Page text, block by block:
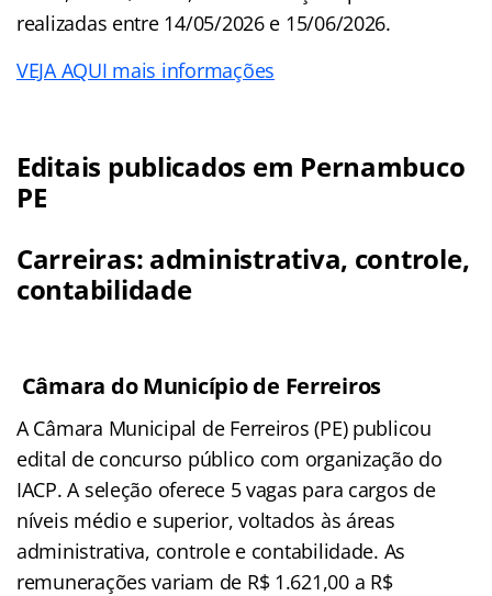
realizadas entre 14/05/2026 e 15/06/2026.
VEJA AQUI mais informações
Editais publicados em Pernambuco
PE
Carreiras: administrativa, controle,
contabilidade
Câmara do Município de Ferreiros
A Câmara Municipal de Ferreiros (PE) publicou
edital de concurso público com organização do
IACP. A seleção oferece 5 vagas para cargos de
níveis médio e superior, voltados às áreas
administrativa, controle e contabilidade. As
remunerações variam de R$ 1.621,00 a R$